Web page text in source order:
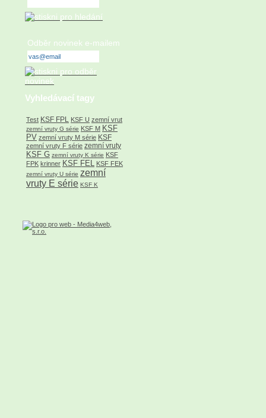
Odběr novinek e-mailem
Vyhledávací tagy
Test KSF FPL KSF U zemní vrut
zemní vruty G série KSF M KSF
PV zemní vruty M série KSF
zemní vruty F série zemní vruty
KSF G zemní vruty K série KSF
FPK krinner KSF FEL KSF FEK
zemní vruty U série zemní
vruty E série KSF K